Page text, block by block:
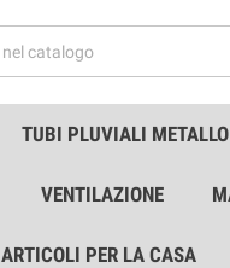
TUBI PLUVIALI METALLO
VENTILAZIONE
ARTICOLI PER LA CASA